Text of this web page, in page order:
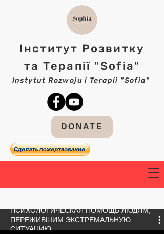
Інститут Розвитку
та Терапії "Sofia"
Instytut Rozwoju i Terapii "Sofia"
DONATE
ПСИХОЛОГИЧЕСКАЯ ПОМОЩЬ ЛЮДЯМ,
ПЕРЕЖИВШИМ ЭКСТРЕМАЛЬНУЮ
СИТУАЦИЮ